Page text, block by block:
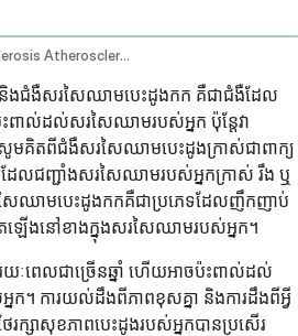
Arteriosclerosis Atherosclerosis
ងជំងឺសរសៃឈាមបេះដូងកក គឺជាជំងឺដែល
ះពាល់ដល់សរសៃឈាមរបស់អ្នក ប៉ុន្តែវា
សូមគិតពីជំងឺសរសៃឈាមបេះដូងក្រាស់ជាពាក្យ
លជញ្ជាំងសរសៃឈាមរបស់អ្នកក្រាស់ រឹង ឬ
ឈាមបេះដូងកកគឺជាប្រភេទដែលញឹកញាប់
ឡើងនៅខាងក្នុងសរសៃឈាមរបស់អ្នក។
រយៈពេលជាច្រើនឆ្នាំ ហើយអាចប៉ះពាល់ដល់
។ ការយល់ដឹងពីភាពខុសគ្នា និងការដឹងពីអ្វី
រក្សាសុខភាពបេះដូងរបស់អ្នកបានប្រសើរ